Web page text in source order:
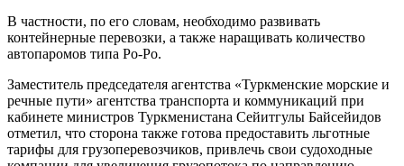
В частности, по его словам, необходимо развивать
контейнерные перевозки, а также наращивать количество
автопаромов типа Ро-Ро.
Заместитель председателя агентства «Туркменские морские и
речные пути» агентства транспорта и коммуникаций при
кабинете министров Туркменистана Сейитгулы Байсейидов
отметил, что сторона также готова предоставить льготные
тарифы для грузоперевозчиков, привлечь свои судоходные